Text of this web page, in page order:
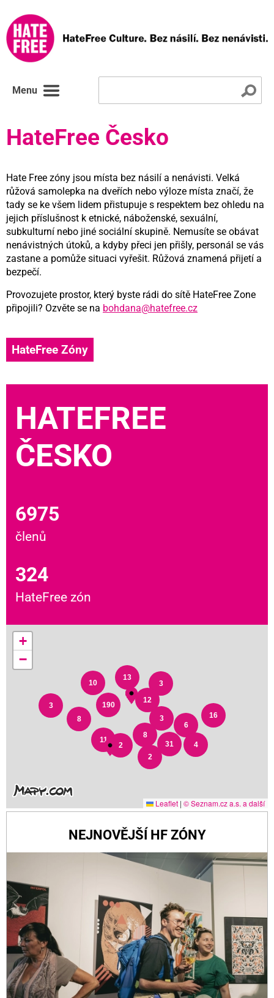
Menu
HateFree Česko
Hate Free zóny jsou místa bez násilí a nenávisti. Velká
růžová samolepka na dveřích nebo výloze místa značí, že
tady se ke všem lidem přistupuje s respektem bez ohledu na
jejich příslušnost k etnické, náboženské, sexuální,
subkulturní nebo jiné sociální skupině. Nemusíte se obávat
nenávistných útoků, a kdyby přeci jen přišly, personál se vás
zastane a pomůže situaci vyřešit. Růžová znamená přijetí a
bezpečí.
Provozujete prostor, který byste rádi do sítě HateFree Zone
připojili? Ozvěte se na bohdana@hatefree.cz
HateFree Zóny
HATEFREE
ČESKO
6975
členů
324
HateFree zón
3
2
16
2
6
4
8
31
3
3
13
12
10
8
11
190
+
−
Leaflet | © Seznam.cz a.s. a další
NEJNOVĚJŠÍ HF ZÓNY